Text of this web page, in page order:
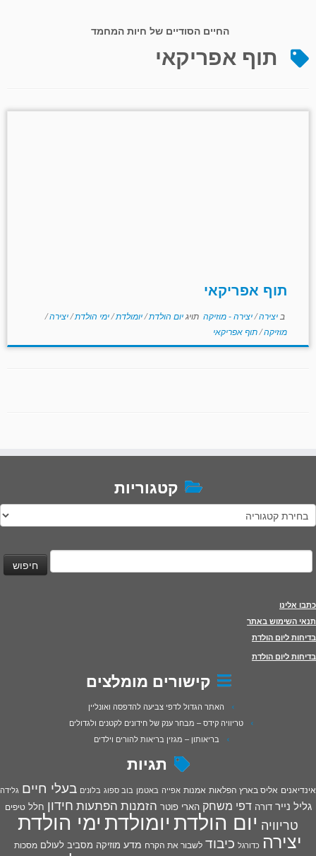
החיים הסודיים של חיות המחמד
תוף אפריקאי
תוף אפריקאי
ב יצירה/יצירה - מוזיקה תויגיום הולדת/יומולדת/ימי הולדת/יצירה/
מוזיקה/תוף אפריקאי
קטגוריות
קטגוריות
חיפוש:
כתבו אלינו
תנאי השימוש באתר
בדיחות ליום הולדת
בדיחות ליום הולדת
קישורים מומלצים
האתר הגדול לדפי צביעה להדפסה ואונליין
טריוויה קידס – מבחר ענק של חידונים לקטנים ולגדולים
בריאותון – מגזין בריאות להורים וילדים
תגיות
אינדיאנים אליס בארץ הפלאות אמנות אפייה באטמן בוב ספוג בלונים בעלי חיים גלידה
גליל נייר דורה דפי משחק הארי פוטר הזמנות הפתעות חידון חלל טיפים
טריוויה יום הולדתיומולדתימי הולדת
יצירה כדורגל כיבוד לשבור את הקרח מדע מוזיקה מסביב לעולם מסכות